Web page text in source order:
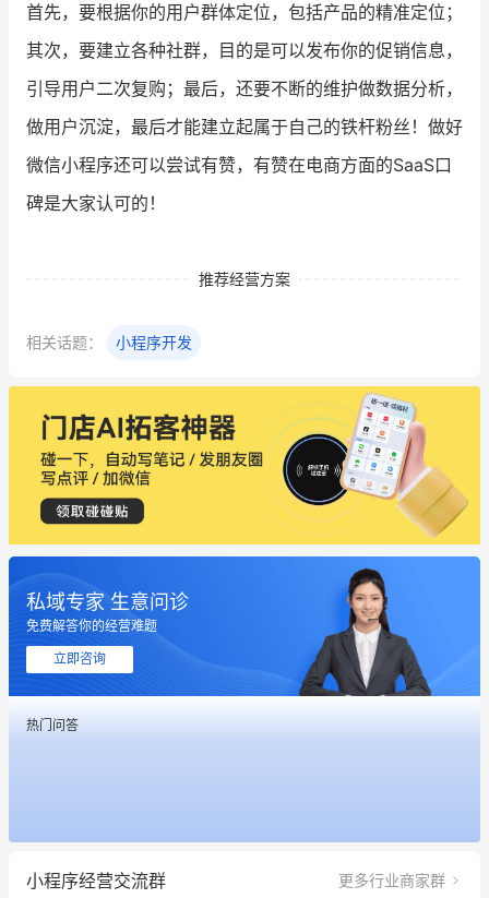
首先，要根据你的用户群体定位，包括产品的精准定位；
其次，要建立各种社群，目的是可以发布你的促销信息，
引导用户二次复购；最后，还要不断的维护做数据分析，
做用户沉淀，最后才能建立起属于自己的铁杆粉丝！做好
微信小程序还可以尝试有赞，有赞在电商方面的SaaS口
碑是大家认可的！
推荐经营方案
相关话题： 小程序开发
私域专家 生意问诊
免费解答你的经营难题
立即咨询
热门问答
小程序经营交流群 更多行业商家群
这个营销策划案例推荐大家看一下